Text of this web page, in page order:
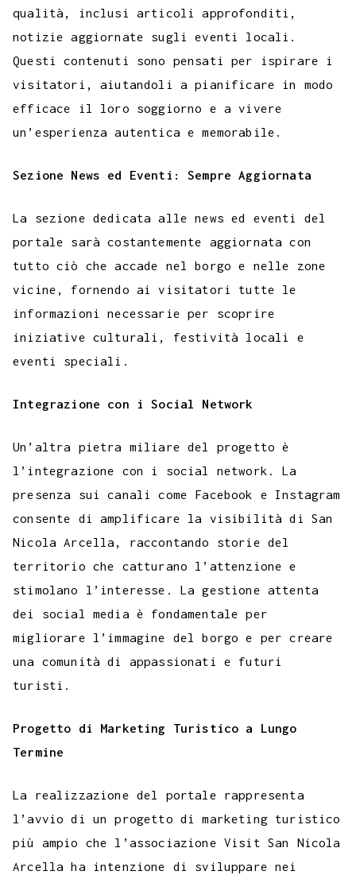
qualità, inclusi articoli approfonditi,
notizie aggiornate sugli eventi locali.
Questi contenuti sono pensati per ispirare i
visitatori, aiutandoli a pianificare in modo
efficace il loro soggiorno e a vivere
un’esperienza autentica e memorabile.
Sezione News ed Eventi: Sempre Aggiornata
La sezione dedicata alle news ed eventi del
portale sarà costantemente aggiornata con
tutto ciò che accade nel borgo e nelle zone
vicine, fornendo ai visitatori tutte le
informazioni necessarie per scoprire
iniziative culturali, festività locali e
eventi speciali.
Integrazione con i Social Network
Un’altra pietra miliare del progetto è
l’integrazione con i social network. La
presenza sui canali come Facebook e Instagram
consente di amplificare la visibilità di San
Nicola Arcella, raccontando storie del
territorio che catturano l’attenzione e
stimolano l’interesse. La gestione attenta
dei social media è fondamentale per
migliorare l’immagine del borgo e per creare
una comunità di appassionati e futuri
turisti.
Progetto di Marketing Turistico a Lungo
Termine
La realizzazione del portale rappresenta
l’avvio di un progetto di marketing turistico
più ampio che l’associazione Visit San Nicola
Arcella ha intenzione di sviluppare nei